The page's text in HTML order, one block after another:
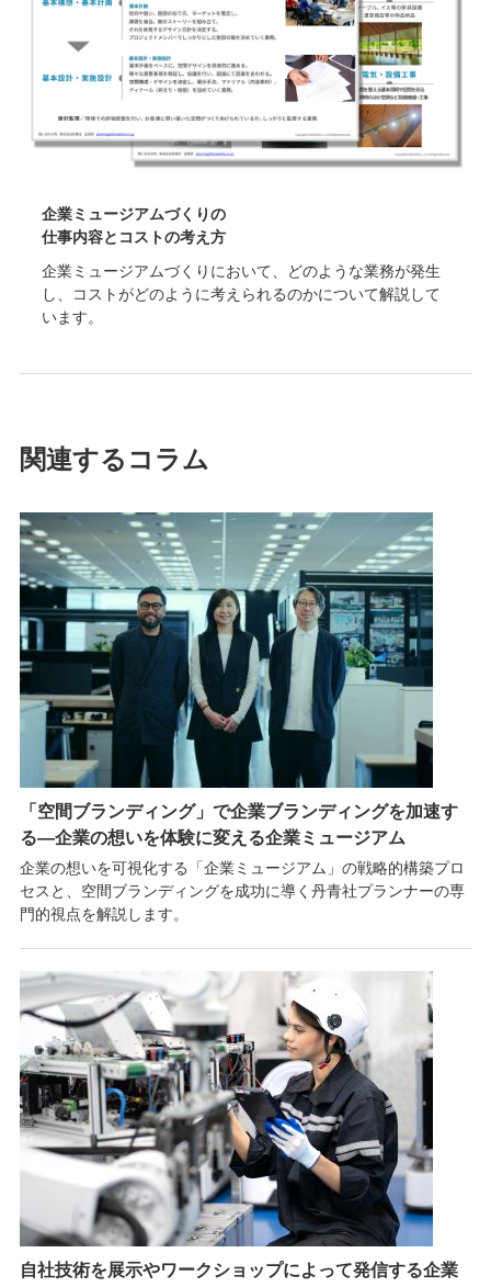
企業ミュージアムづくりの
仕事内容とコストの考え方
企業ミュージアムづくりにおいて、どのような業務が発生
し、コストがどのように考えられるのかについて解説して
います。
関連するコラム
「空間ブランディング」で企業ブランディングを加速す
る―企業の想いを体験に変える企業ミュージアム
企業の想いを可視化する「企業ミュージアム」の戦略的構築プロ
セスと、空間ブランディングを成功に導く丹青社プランナーの専
門的視点を解説します。
自社技術を展示やワークショップによって発信する企業